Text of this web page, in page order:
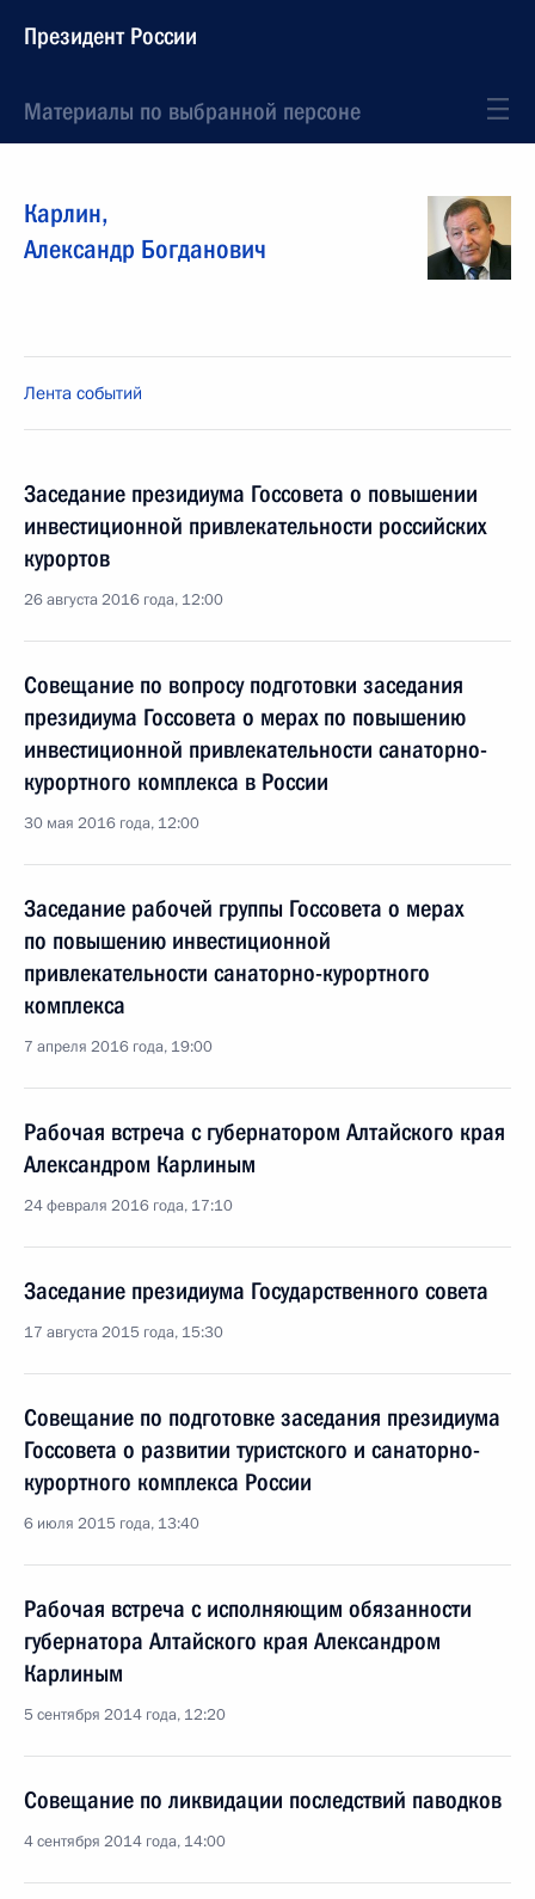
Президент России
Материалы по выбранной персоне
Карлин,
Александр Богданович
Лента событий
Заседание президиума Госсовета о повышении
инвестиционной привлекательности российских
курортов
26 августа 2016 года, 12:00
Совещание по вопросу подготовки заседания
президиума Госсовета о мерах по повышению
инвестиционной привлекательности санаторно-
курортного комплекса в России
30 мая 2016 года, 12:00
Заседание рабочей группы Госсовета о мерах
по повышению инвестиционной
привлекательности санаторно-курортного
комплекса
7 апреля 2016 года, 19:00
Рабочая встреча с губернатором Алтайского края
Александром Карлиным
24 февраля 2016 года, 17:10
Заседание президиума Государственного совета
17 августа 2015 года, 15:30
Совещание по подготовке заседания президиума
Госсовета о развитии туристского и санаторно-
курортного комплекса России
6 июля 2015 года, 13:40
Рабочая встреча с исполняющим обязанности
губернатора Алтайского края Александром
Карлиным
5 сентября 2014 года, 12:20
Совещание по ликвидации последствий паводков
4 сентября 2014 года, 14:00